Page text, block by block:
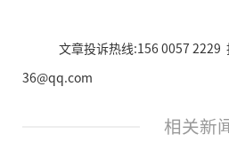
文章投诉热线:156 0057 2229
36@qq.com
相关新